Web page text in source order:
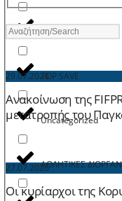
TOP GOAL
TOP SAVE
Uncategorized
ΑΘΛΗΤΙΚΕΣ
29.07.2026
Ανακοίνωση της
μετατροπής του
27.07.2026
Οι κυρίαρχοι της